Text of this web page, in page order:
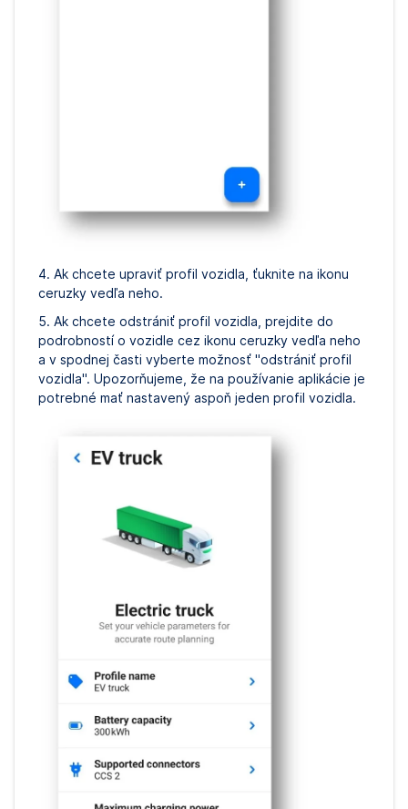
4. Ak chcete upraviť profil vozidla, ťuknite na ikonu
ceruzky vedľa neho.
5. Ak chcete odstrániť profil vozidla, prejdite do
podrobností o vozidle cez ikonu ceruzky vedľa neho
a v spodnej časti vyberte možnosť "odstrániť profil
vozidla". Upozorňujeme, že na používanie aplikácie je
potrebné mať nastavený aspoň jeden profil vozidla.